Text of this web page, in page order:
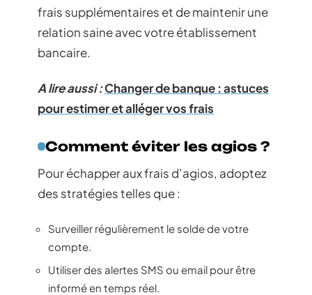
frais supplémentaires et de maintenir une
relation saine avec votre établissement
bancaire.
A lire aussi :Changer de banque : astuces
pour estimer et alléger vos frais
Comment éviter les agios ?
Pour échapper aux frais d’agios, adoptez
des stratégies telles que :
Surveiller régulièrement le solde de votre
compte.
Utiliser des alertes SMS ou email pour être
informé en temps réel.